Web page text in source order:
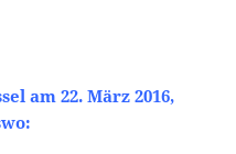
am 22. März 2016,